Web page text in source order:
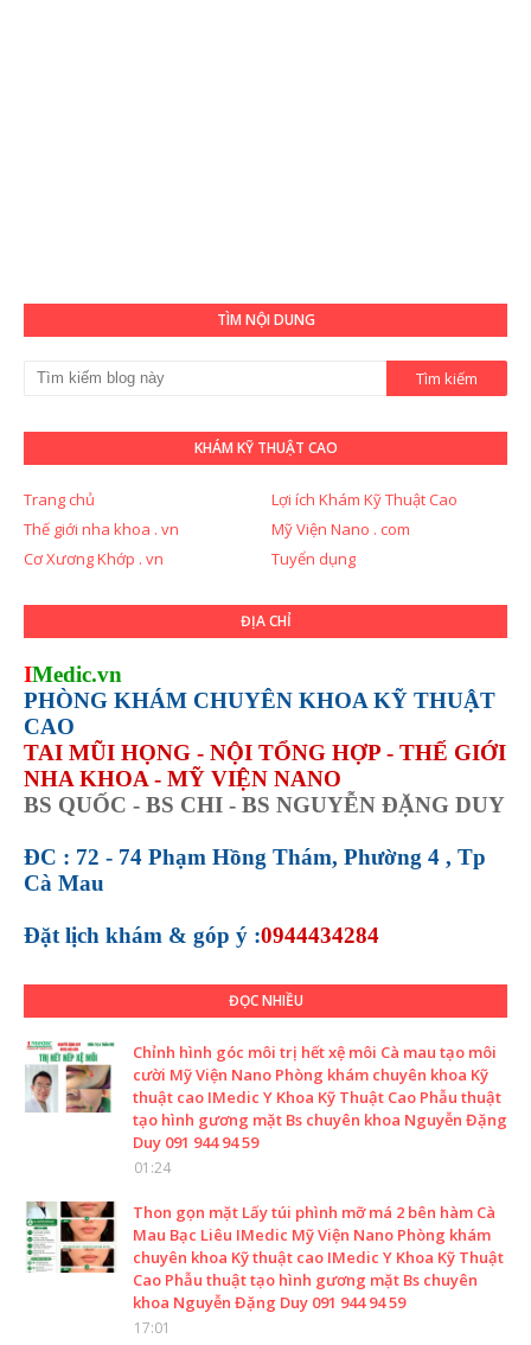
TÌM NỘI DUNG
KHÁM KỸ THUẬT CAO
Trang chủ
Lợi ích Khám Kỹ Thuật Cao
Thế giới nha khoa . vn
Mỹ Viện Nano . com
Cơ Xương Khớp . vn
Tuyển dụng
ĐỊA CHỈ
IMedic.vn
PHÒNG KHÁM CHUYÊN KHOA KỸ THUẬT
CAO
TAI MŨI HỌNG - NỘI TỔNG HỢP - THẾ GIỚI
NHA KHOA - MỸ VIỆN NANO
BS QUỐC - BS CHI - BS NGUYỄN ĐẶNG DUY
ĐC : 72 - 74 Phạm Hồng Thám, Phường 4 , Tp
Cà Mau
Đặt lịch khám & góp ý :0944434284
ĐỌC NHIỀU
Chỉnh hình góc môi trị hết xệ môi Cà mau tạo môi
cười Mỹ Viện Nano Phòng khám chuyên khoa Kỹ
thuật cao IMedic Y Khoa Kỹ Thuật Cao Phẫu thuật
tạo hình gương mặt Bs chuyên khoa Nguyễn Đặng
Duy 091 944 94 59
01:24
Thon gọn mặt Lấy túi phình mỡ má 2 bên hàm Cà
Mau Bạc Liêu IMedic Mỹ Viện Nano Phòng khám
chuyên khoa Kỹ thuật cao IMedic Y Khoa Kỹ Thuật
Cao Phẫu thuật tạo hình gương mặt Bs chuyên
khoa Nguyễn Đặng Duy 091 944 94 59
17:01